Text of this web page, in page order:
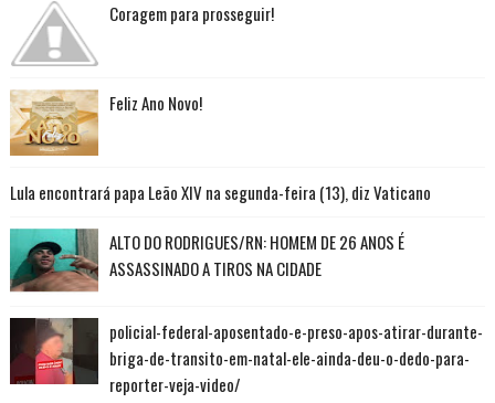
Coragem para prosseguir!
Feliz Ano Novo!
Lula encontrará papa Leão XIV na segunda-feira (13), diz Vaticano
ALTO DO RODRIGUES/RN: HOMEM DE 26 ANOS É
ASSASSINADO A TIROS NA CIDADE
policial-federal-aposentado-e-preso-apos-atirar-durante-
briga-de-transito-em-natal-ele-ainda-deu-o-dedo-para-
reporter-veja-video/